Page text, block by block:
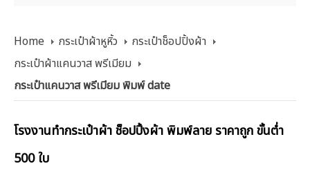
Home กระเป๋าผ้าหูหิ้ว
กระเป๋าช็อปปิ้งผ้า
กระเป๋าผ้าแคนวาส พรีเมียม
กระเป๋าแคนวาส พรีเมียม พิมพ์ date
โรงงานทำกระเป๋าผ้า ช็อปปิ้งผ้า พิมพ์ลาย ราคาถูก ขั้นต่ำ
500 ใบ